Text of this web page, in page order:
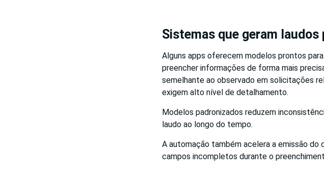
Sistemas que geram laudos
Alguns apps oferecem modelos prontos
preencher informações de forma mais
semelhante ao observado em solicitações
exigem alto nível de detalhamento.
Modelos padronizados reduzem
laudo ao longo do tempo.
A automação também acelera a emissão
campos incompletos durante o